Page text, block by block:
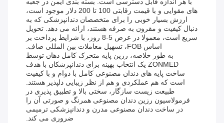
با هر اندازه قابل دسترسی است. بسته بندی ایمن در جعبه
های مقوایی و با قیمت رقابتی 100 تا 200 دلار موجود است،
ارزش بسیار خوبی را برای متخصصان دندانپزشکی که به
دنبال کیفیت و مقرون به صرفه هستند، ارائه می دهد. تحویل
سریع است، معمولا در عرض 5-8 روز، با شرایط پرداخت بر
اساس FOB، تسهیل معاملات بین المللی صاف.
به طور خلاصه، رزین پایه متحرک کامل دهان توسط
ZONMED یک انتخاب بهینه برای دندانپزشکان با هدف
ساخت پایه های دندان مصنوعی کامل با دوام و با کیفیت
است که هم عملکردی و هم از نظر زیبایی دلپذیر هستند.
طبیعت زیست سازگار، سختی بالا و تطبیق پذیری در
فرمولاسیون رزین دندان مصنوعی همرنگ و صورتی آن را
در ساخت دندان مصنوعی مدرن و دندانپزشکی ترمیمی
ضروری می کند.